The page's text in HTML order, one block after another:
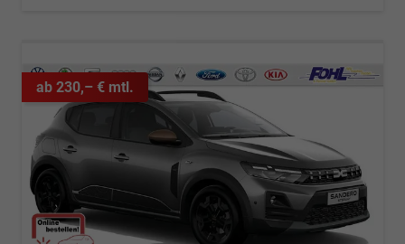
ab 230,– € mtl.